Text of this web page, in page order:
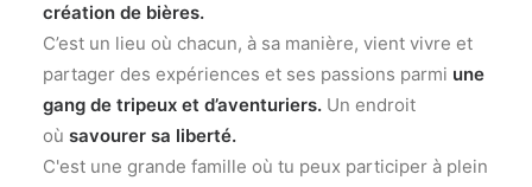
création de bières.
C’est un lieu où chacun, à sa manière, vient vivre et
partager des expériences et ses passions parmi une
gang de tripeux et d’aventuriers. Un endroit
où savourer sa liberté.
C'est une grande famille où tu peux participer à plein